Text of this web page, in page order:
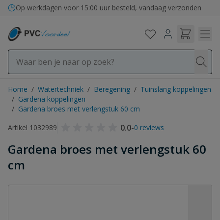
Ga naar de inhoud
Op werkdagen voor 15:00 uur besteld, vandaag verzonden
Home / Watertechniek / Beregening / Tuinslang koppelingen
/ Gardena koppelingen
/ Gardena broes met verlengstuk 60 cm
Artikel 1032989
0.0-0 reviews
Gardena broes met verlengstuk 60
cm